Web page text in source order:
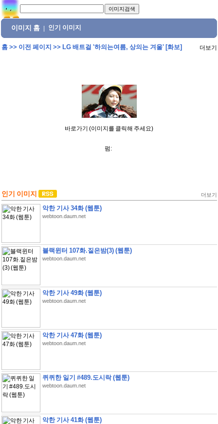
이미지 홈 인기 이미지
홈>> 이전 페이지 >> LG 배트걸 '하의는여름, 상의는 겨울' [화보] 더보기
바로가기 (이미지를 클릭해 주세요)
펌:
인기 이미지 더보기
악한 기사 34화 (웹툰)
webtoon.daum.net
블랙윈터 107화.짙은밤(3) (웹툰)
webtoon.daum.net
악한 기사 49화 (웹툰)
webtoon.daum.net
악한 기사 47화 (웹툰)
webtoon.daum.net
퀴퀴한 일기 #489.도시락 (웹툰)
webtoon.daum.net
악한 기사 41화 (웹툰)